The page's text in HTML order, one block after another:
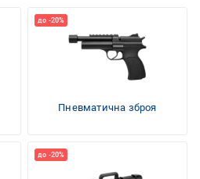
Пневматична зброя